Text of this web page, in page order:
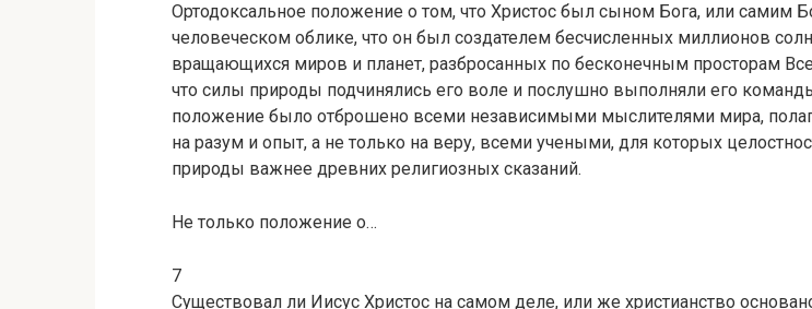
Ортодоксальное положение о том, что Христос был сыном Бога, или самим
человеческом облике, что он был создателем бесчисленных миллионов
вращающихся миров и планет, разбросанных по бесконечным просторам
что силы природы подчинялись его воле и послушно выполняли его
положение было отброшено всеми независимыми мыслителями мира,
на разум и опыт, а не только на веру, всеми учеными, для которых
природы важнее древних религиозных сказаний.
Не только положение о…
7
Существовал ли Иисус Христос на самом деле, или же христианство